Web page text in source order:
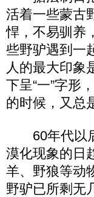
活着一些蒙古
悍，不易驯养
些野驴遇到一
人的最大印象
下呈“一”字形
的时候，又总
60年代以后
漠化现象的日
羊、野狼等动
野驴已所剩无